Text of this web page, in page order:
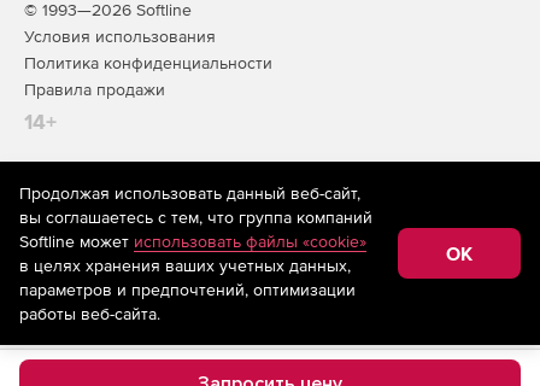
© 1993—2026 Softline
Условия использования
Политика конфиденциальности
Правила продажи
14+
На информационном ресурсе store.softline.ru применяются
рекомендательные технологии(информационные технологии
предоставления информации на основе сбора,
систематизации и анализа сведений, относящихся к
предпочтениям пользователей сети «Интернет»,
находящихся на территории Российской Федерации)
Продолжая использовать данный веб-сайт,
вы соглашаетесь с тем, что группа компаний
Softline может использовать файлы «cookie»
в целях хранения ваших учетных данных,
параметров и предпочтений, оптимизации
работы веб-сайта.
OK